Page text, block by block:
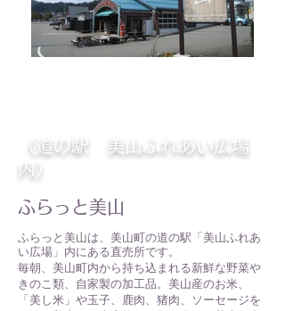
（​道の駅 美山ふれあい広場
内）
​ふらっと美山
ふらっと美山は、美山町の道の駅「美山ふれあ
い広場」内にある直売所です。
毎朝、美山町内から持ち込まれる新鮮な野菜や
きのこ類、自家製の加工品。美山産のお米、
「美し米」や玉子、鹿肉、猪肉、ソーセージを